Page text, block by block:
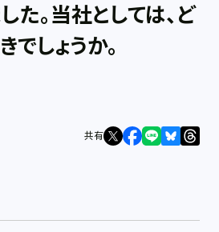
た。当社としては、ど
でしょうか。
共有